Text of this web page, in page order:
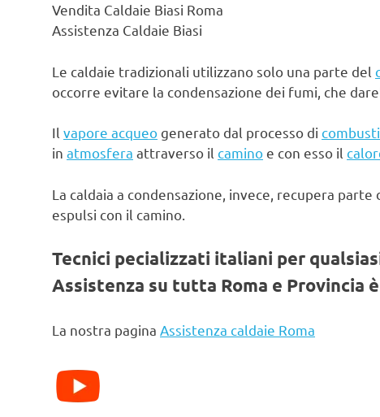
Vendita Caldaie Biasi Roma
Assistenza Caldaie Biasi
Le caldaie tradizionali utilizzano solo una parte del
occorre evitare la condensazione dei fumi, che
Il vapore acqueo generato dal processo di
in atmosfera attraverso il camino e con esso il
La caldaia a condensazione, invece, recupera
espulsi con il camino.
Tecnici pecializzati italiani per
Assistenza su tutta Roma e Provincia
La nostra pagina Assistenza caldaie Roma